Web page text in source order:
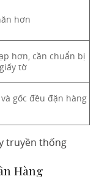
hơn
hơn, cần chuẩn bị
tờ
gốc đều đặn hàng
truyền thống
Hàng